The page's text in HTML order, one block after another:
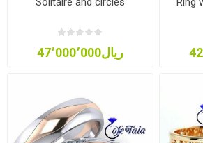
ریال47٬000٬000